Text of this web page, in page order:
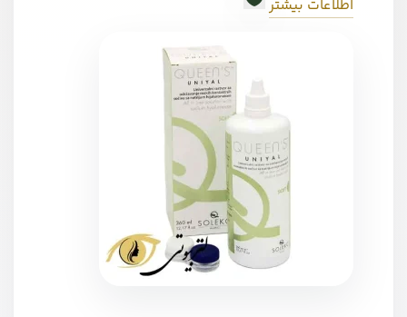
اطلاعات بیشتر